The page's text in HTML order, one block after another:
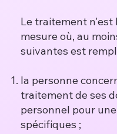
Le traitement n'est
mesure où, au
suivantes est
la personne
traitement de ses
personnel pour
spécifiques ;